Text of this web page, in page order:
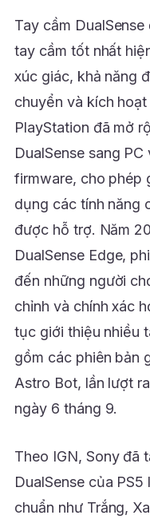
Tay cầm
tay cầm tốt nhất
xúc giác, khả năng
chuyển và kích
PlayStation đã mở
DualSense sang
firmware, cho phép
dụng các tính năng
được hỗ trợ. Năm
DualSense Edge,
đến những người
chỉnh và chính xác
tục giới thiệu nhiều
gồm các phiên bản
Astro Bot, lần lượt
ngày 6 tháng 9.
Theo IGN, Sony đã
DualSense của
chuẩn như Trắng,